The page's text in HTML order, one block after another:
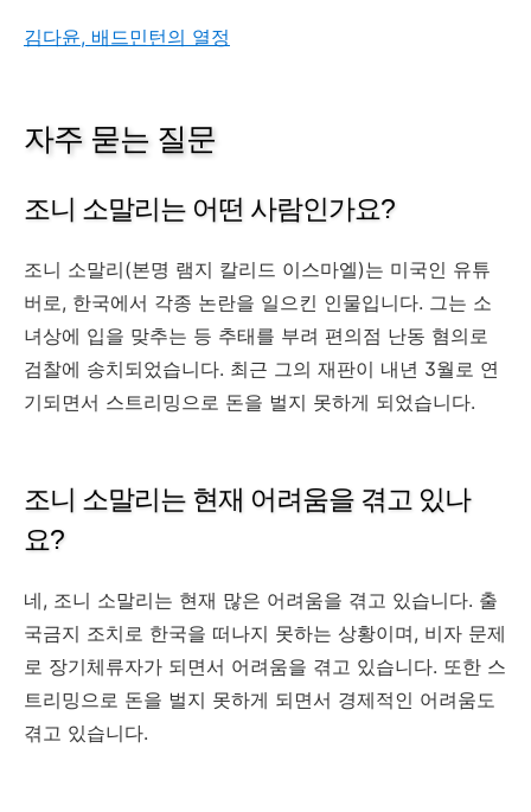
김다윤, 배드민턴의 열정
자주 묻는 질문
조니 소말리는 어떤 사람인가요?
조니 소말리(본명 램지 칼리드 이스마엘)는 미국인 유튜
버로, 한국에서 각종 논란을 일으킨 인물입니다. 그는 소
녀상에 입을 맞추는 등 추태를 부려 편의점 난동 혐의로
검찰에 송치되었습니다. 최근 그의 재판이 내년 3월로 연
기되면서 스트리밍으로 돈을 벌지 못하게 되었습니다.
조니 소말리는 현재 어려움을 겪고 있나
요?
네, 조니 소말리는 현재 많은 어려움을 겪고 있습니다. 출
국금지 조치로 한국을 떠나지 못하는 상황이며, 비자 문제
로 장기체류자가 되면서 어려움을 겪고 있습니다. 또한 스
트리밍으로 돈을 벌지 못하게 되면서 경제적인 어려움도
겪고 있습니다.